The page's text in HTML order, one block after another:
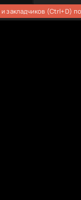
и закладчиков (Ctrl+D)